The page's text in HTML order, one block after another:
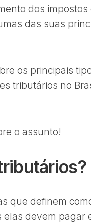
dos
das suas
os principais
tributários no
o assunto!
que definem
devem pagar